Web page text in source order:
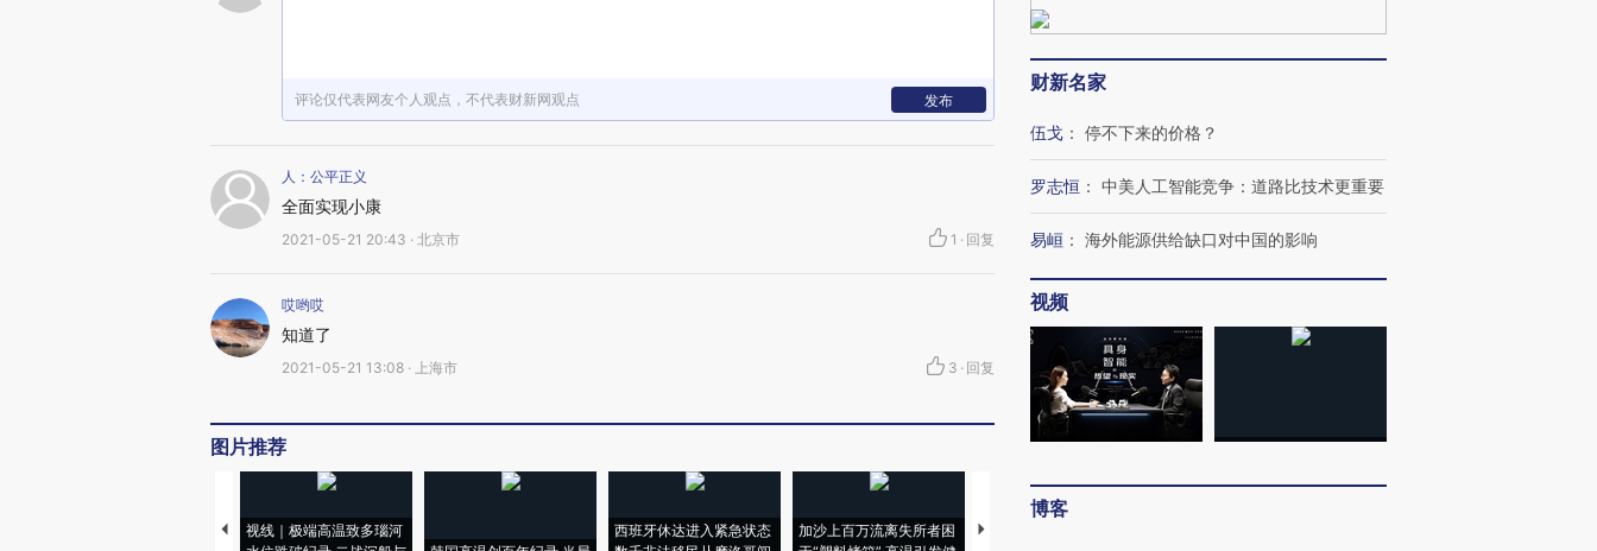
评论仅代表网友个人观点，不代表财新网观点 发布
人：公平正义
全面实现小康
2021-05-21 20:43 · 北京市 1 · 回复
哎哟哎
知道了
2021-05-21 13:08 · 上海市 3 · 回复
图片推荐
视线｜极端高温致多瑙河
西班牙休达进入紧急状态
加沙上百万流离失所者困
马航飞行员跨国走私7万
财新名家
伍戈 ： 停不下来的价格？
罗志恒 ： 中美人工智能竞争：道路比技术更重要
易峘 ： 海外能源供给缺口对中国的影响
视频
博客